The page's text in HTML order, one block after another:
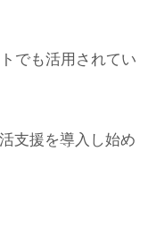
でも活用されてい
支援を導入し始め